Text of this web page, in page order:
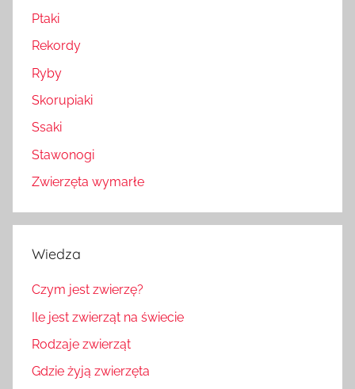
Ptaki
Rekordy
Ryby
Skorupiaki
Ssaki
Stawonogi
Zwierzęta wymarłe
Wiedza
Czym jest zwierzę?
Ile jest zwierząt na świecie
Rodzaje zwierząt
Gdzie żyją zwierzęta